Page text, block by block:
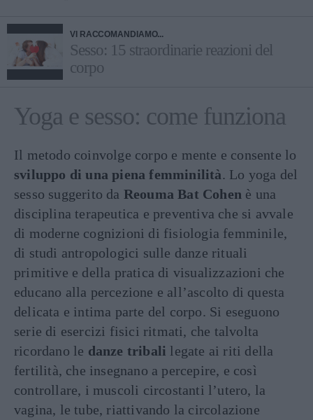
VI RACCOMANDIAMO...
Sesso: 15 straordinarie reazioni del
corpo
Yoga e sesso: come funziona
Il metodo coinvolge corpo e mente e consente lo
sviluppo di una piena femminilità. Lo yoga del
sesso suggerito da Reouma Bat Cohen è una
disciplina terapeutica e preventiva che si avvale
di moderne cognizioni di fisiologia femminile,
di studi antropologici sulle danze rituali
primitive e della pratica di visualizzazioni che
educano alla percezione e all’ascolto di questa
delicata e intima parte del corpo. Si eseguono
serie di esercizi fisici ritmati, che talvolta
ricordano le danze tribali legate ai riti della
fertilità, che insegnano a percepire, e così
controllare, i muscoli circostanti l’utero, la
vagina, le tube, riattivando la circolazione